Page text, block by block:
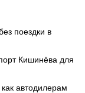
поездки в
Кишинёва для
автодилерам